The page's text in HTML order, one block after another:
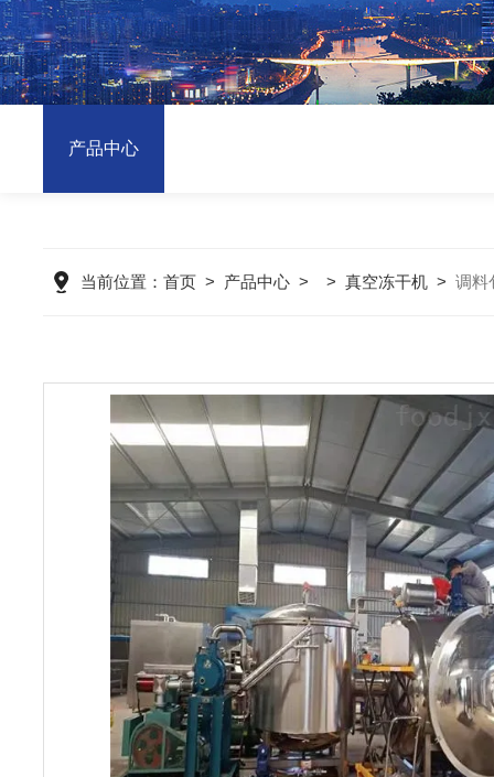
产品中心
当前位置： 首页 > 产品中心 > > 真空冻干机 > 调料